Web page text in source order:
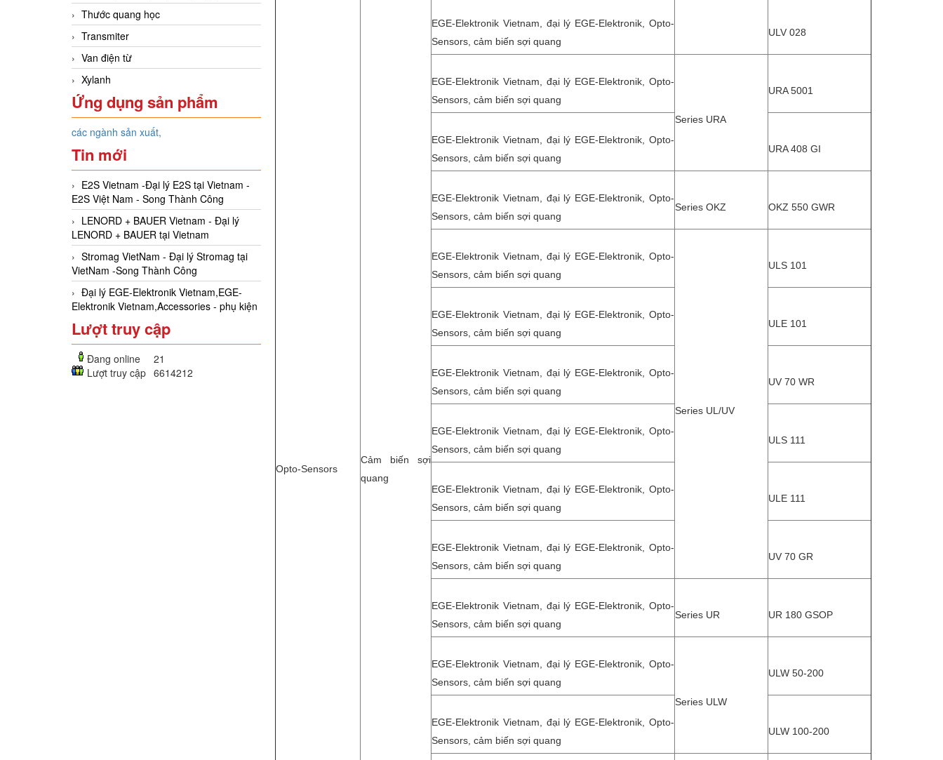
Thước quang học
Transmiter
Van điện từ
Xylanh
Ứng dụng sản phẩm
các ngành sản xuất,
Tin mới
E2S Vietnam -Đại lý E2S tại Vietnam -
E2S Việt Nam - Song Thành Công
LENORD + BAUER Vietnam - Đại lý
LENORD + BAUER tại Vietnam
Stromag VietNam - Đại lý Stromag tại
VietNam -Song Thành Công
Đại lý EGE-Elektronik Vietnam,EGE-
Elektronik Vietnam,Accessories - phụ kiện
Lượt truy cập
Đang online
21
Lượt truy cập 6614212
Opto-Sensors
Cảm biến sợi
quang
EGE-Elektronik Vietnam, đại lý EGE-Elektronik, Opto-
Sensors, cảm biến sợi quang
ULV 028
EGE-Elektronik Vietnam, đại lý EGE-Elektronik, Opto-
Sensors, cảm biến sợi quang
Series URA
URA 5001
EGE-Elektronik Vietnam, đại lý EGE-Elektronik, Opto-
Sensors, cảm biến sợi quang
URA 408 GI
EGE-Elektronik Vietnam, đại lý EGE-Elektronik, Opto-
Sensors, cảm biến sợi quang
Series OKZ OKZ 550 GWR
EGE-Elektronik Vietnam, đại lý EGE-Elektronik, Opto-
Sensors, cảm biến sợi quang
Series UL/UV
ULS 101
EGE-Elektronik Vietnam, đại lý EGE-Elektronik, Opto-
Sensors, cảm biến sợi quang
ULE 101
EGE-Elektronik Vietnam, đại lý EGE-Elektronik, Opto-
Sensors, cảm biến sợi quang
UV 70 WR
EGE-Elektronik Vietnam, đại lý EGE-Elektronik, Opto-
Sensors, cảm biến sợi quang
ULS 111
EGE-Elektronik Vietnam, đại lý EGE-Elektronik, Opto-
Sensors, cảm biến sợi quang
ULE 111
EGE-Elektronik Vietnam, đại lý EGE-Elektronik, Opto-
Sensors, cảm biến sợi quang
UV 70 GR
EGE-Elektronik Vietnam, đại lý EGE-Elektronik, Opto-
Sensors, cảm biến sợi quang
Series UR UR 180 GSOP
EGE-Elektronik Vietnam, đại lý EGE-Elektronik, Opto-
Sensors, cảm biến sợi quang
Series ULW
ULW 50-200
EGE-Elektronik Vietnam, đại lý EGE-Elektronik, Opto-
Sensors, cảm biến sợi quang
ULW 100-200